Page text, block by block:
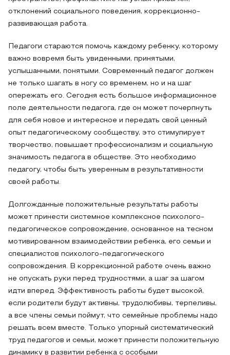
отклонений социального поведения, коррекционно-
развивающая работа.
Педагоги стараются помочь каждому ребенку, которому
важно вовремя быть увиденными, принятыми,
услышанными, понятыми. Современный педагог должен
не только шагать в ногу со временем, но и на шаг
опережать его. Сегодня есть большое информационное
поле деятельности педагога, где он может почерпнуть
для себя новое и интересное и передать свой ценный
опыт педагогическому сообществу, это стимулирует
творчество, повышает профессионализм и социальную
значимость педагога в обществе. Это необходимо
педагогу, чтобы быть уверенным в результативности
своей работы.
Долгожданные положительные результаты работы
может принести системное комплексное психолого-
педагогическое сопровождение, основанное на тесном
мотивированном взаимодействии ребенка, его семьи и
специалистов психолого-педагогического
сопровождения. В коррекционной работе очень важно
не опускать руки перед трудностями, а шаг за шагом
идти вперед. Эффективность работы будет высокой,
если родители будут активны, трудолюбивы, терпеливы,
а все члены семьи поймут, что семейные проблемы надо
решать всем вместе. Только упорный систематический
труд педагогов и семьи, может принести положительную
динамику в развитии ребенка с особыми